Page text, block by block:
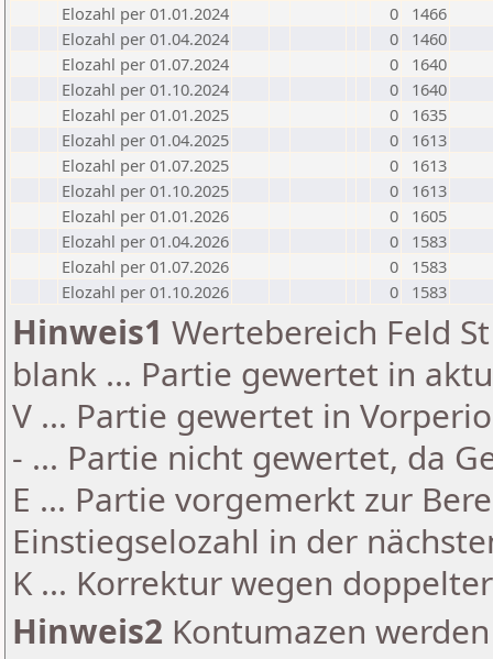
Elozahl per 01.01.2024
0
1466
Elozahl per 01.04.2024
0
1460
Elozahl per 01.07.2024
0
1640
Elozahl per 01.10.2024
0
1640
Elozahl per 01.01.2025
0
1635
Elozahl per 01.04.2025
0
1613
Elozahl per 01.07.2025
0
1613
Elozahl per 01.10.2025
0
1613
Elozahl per 01.01.2026
0
1605
Elozahl per 01.04.2026
0
1583
Elozahl per 01.07.2026
0
1583
Elozahl per 01.10.2026
0 1583
Hinweis1 Wertebereich Feld
blank ... Partie gewertet in
V ... Partie gewertet in
- ... Partie nicht gewertet, da
E ... Partie vorgemerkt zur
Einstiegselozahl in der
K ... Korrektur wegen
Hinweis2 Kontumazen